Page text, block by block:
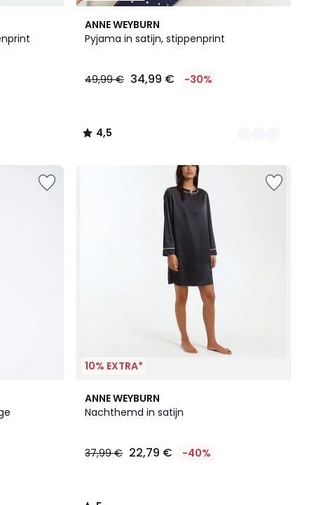
ANNE WEYBURN
Pyjama in satijn, stippenprint
49,99 € 34,99 € -30%
4,5
/ 5
2
Kleuren
4,5
/
10% EXTRA*
ANNE WEYBURN
Nachthemd in satijn
37,99 € 22,79 € -40%
5
/